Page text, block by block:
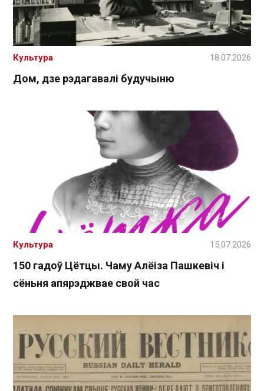
Дом, дзе рэдагавалі будучыню
Культура 18.07.2026
150 гадоў Цётцы. Чаму Алёіза Пашкевіч і
сёньня апярэджвае свой час
Культура 15.07.2026